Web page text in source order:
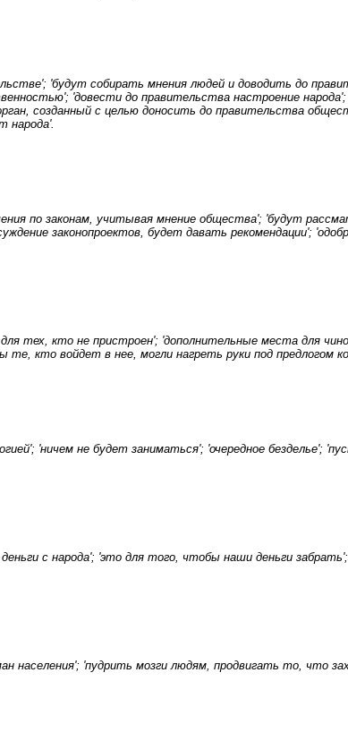
'будут собирать мнения людей и доводить до
'довести до правительства настроение
созданный с целью доносить до правительства
народа'.
по законам, учитывая мнение общества'; 'будут
законопроектов, будет давать рекомендации';
тех, кто не пристроен'; 'дополнительные места для
кто войдет в нее, могли нагреть руки под предлогом
'ничем не будет заниматься'; 'очередное безделье';
с народа'; 'это для того, чтобы наши деньги
населения'; 'пудрить мозги людям, продвигать то, что